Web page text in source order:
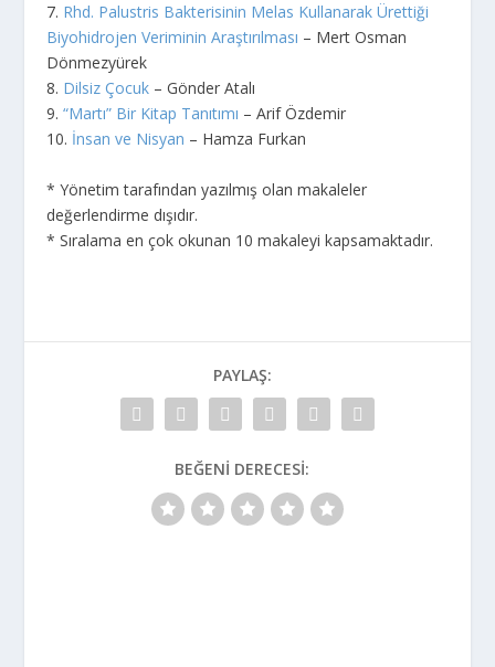
7. Rhd. Palustris Bakterisinin Melas Kullanarak Ürettiği
Biyohidrojen Veriminin Araştırılması – Mert Osman
Dönmezyürek
8. Dilsiz Çocuk – Gönder Atalı
9.“Martı” Bir Kitap Tanıtımı – Arif Özdemir
10. İnsan ve Nisyan – Hamza Furkan
* Yönetim tarafından yazılmış olan makaleler
değerlendirme dışıdır.
* Sıralama en çok okunan 10 makaleyi kapsamaktadır.
PAYLAŞ:
BEĞENI DERECESI: